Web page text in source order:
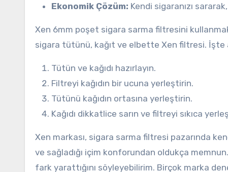
Ekonomik Çözüm: Kendi sigaranızı
Xen 6mm poşet sigara sarma filtresini
sigara tütünü, kağıt ve elbette Xen filtresi. İşte
Tütün ve kağıdı hazırlayın.
Filtreyi kağıdın bir ucuna yerleştirin.
Tütünü kağıdın ortasına yerleştirin.
Kağıdı dikkatlice sarın ve filtreyi sıkıca
Xen markası, sigara sarma filtresi pazarında
ve sağladığı içim konforundan oldukça
fark yarattığını söyleyebilirim. Birçok marka